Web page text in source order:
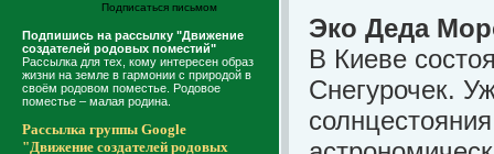
Подписаться письмом
Подпишись на рассылку "Движение
создателей родовых поместий"
Рассылка для тех, кому интересен образ
жизни на земле в гармонии с природой в
своём родовом поместье. Родовое
поместье – малая родина.
Рассылка группы Google
"Движение создателей родовых
Эко Деда
В Киеве
Снегурочек.